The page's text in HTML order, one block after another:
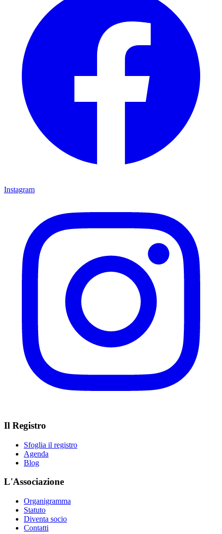
Instagram
Il Registro
Sfoglia il registro
Agenda
Blog
L'Associazione
Organigramma
Statuto
Diventa socio
Contatti